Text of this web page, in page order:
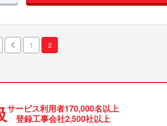
1 2
サービス利用者170,000名以上
登録工事会社2,500社以上